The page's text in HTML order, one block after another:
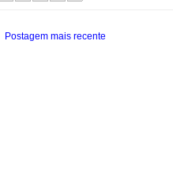
Postagem mais recente